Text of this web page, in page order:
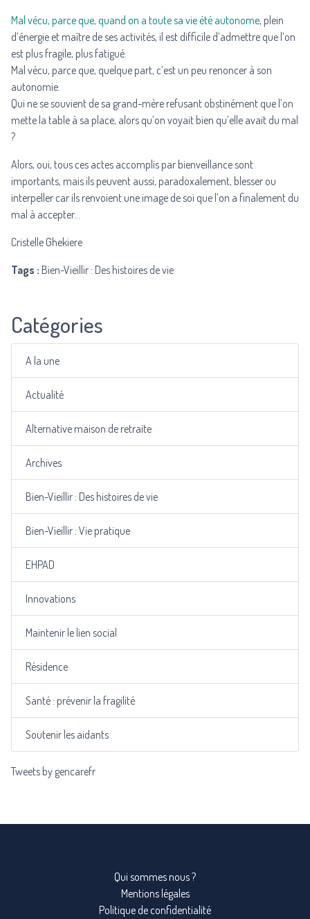
Mal vécu, parce que, quand on a toute sa vie été autonome, plein
d’énergie et maître de ses activités, il est difficile d’admettre que l’on
est plus fragile, plus fatigué.
Mal vécu, parce que, quelque part, c’est un peu renoncer à son
autonomie.
Qui ne se souvient de sa grand-mère refusant obstinément que l’on
mette la table à sa place, alors qu’on voyait bien qu’elle avait du mal
?
Alors, oui, tous ces actes accomplis par bienveillance sont
importants, mais ils peuvent aussi, paradoxalement, blesser ou
interpeller car ils renvoient une image de soi que l’on a finalement du
mal à accepter…
Cristelle Ghekiere
Tags : Bien-Vieillir : Des histoires de vie
Catégories
A la une
Actualité
Alternative maison de retraite
Archives
Bien-Vieillir : Des histoires de vie
Bien-Vieillir : Vie pratique
EHPAD
Innovations
Maintenir le lien social
Résidence
Santé : prévenir la fragilité
Soutenir les aidants
Tweets by gencarefr
Qui sommes nous ?
Mentions légales
Politique de confidentialité